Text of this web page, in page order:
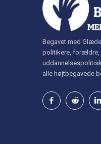
Begavet med
politikere, forældre,
alle højtbegavede